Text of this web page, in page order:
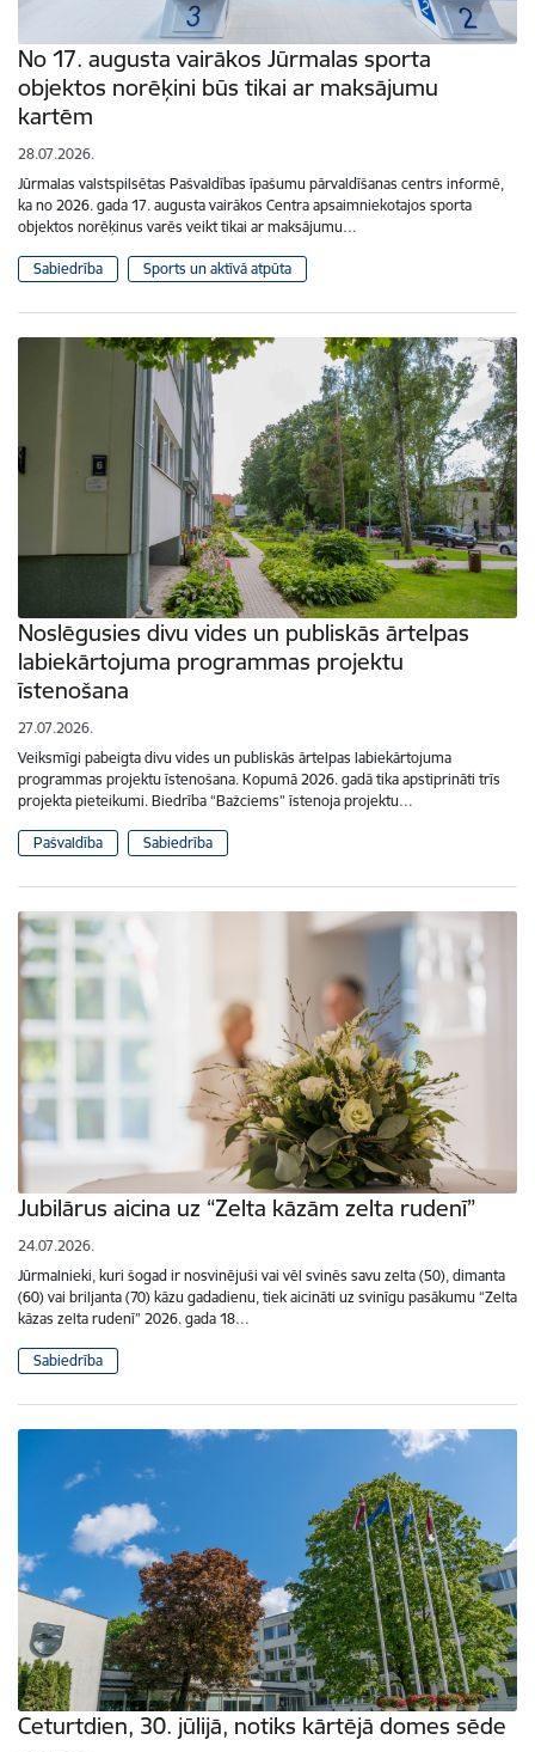
No 17. augusta vairākos Jūrmalas sporta
objektos norēķini būs tikai ar maksājumu
kartēm
28.07.2026.
Jūrmalas valstspilsētas Pašvaldības īpašumu pārvaldīšanas centrs informē,
ka no 2026. gada 17. augusta vairākos Centra apsaimniekotajos sporta
objektos norēķinus varēs veikt tikai ar maksājumu…
Sabiedrība Sports un aktīvā atpūta
Noslēgusies divu vides un publiskās ārtelpas
labiekārtojuma programmas projektu
īstenošana
27.07.2026.
Veiksmīgi pabeigta divu vides un publiskās ārtelpas labiekārtojuma
programmas projektu īstenošana. Kopumā 2026. gadā tika apstiprināti trīs
projekta pieteikumi. Biedrība “Bažciems” īstenoja projektu…
Pašvaldība Sabiedrība
Jubilārus aicina uz “Zelta kāzām zelta rudenī”
24.07.2026.
Jūrmalnieki, kuri šogad ir nosvinējuši vai vēl svinēs savu zelta (50), dimanta
(60) vai briljanta (70) kāzu gadadienu, tiek aicināti uz svinīgu pasākumu “Zelta
kāzas zelta rudenī” 2026. gada 18…
Sabiedrība
Ceturtdien, 30. jūlijā, notiks kārtējā domes sēde